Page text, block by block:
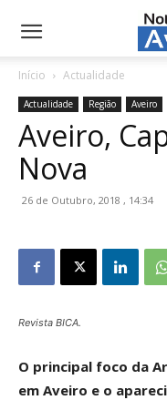
NotíciasdeAveiro.pt
Início Actualidade
Actualidade Região Aveiro
Aveiro,
Nova
26 de Outubro, 2018 , 14:34
Revista BICA.
O principal foco da
em Aveiro e o